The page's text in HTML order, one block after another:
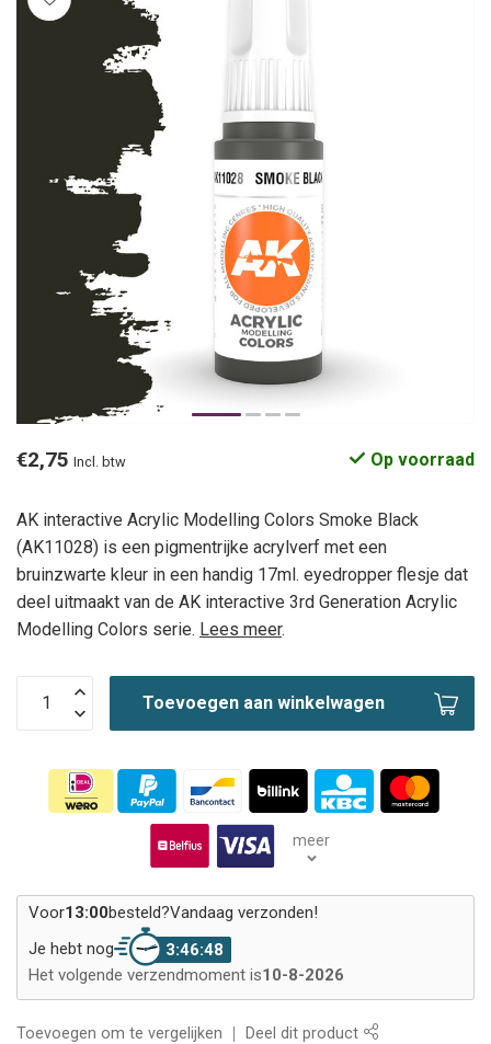
€2,75 Incl. btw Op voorraad
AK interactive Acrylic Modelling Colors Smoke Black
(AK11028) is een pigmentrijke acrylverf met een
bruinzwarte kleur in een handig 17ml. eyedropper flesje dat
deel uitmaakt van de AK interactive 3rd Generation Acrylic
Modelling Colors serie. Lees meer.
Toevoegen aan winkelwagen
meer
Voor13:00besteld?Vandaag verzonden!
Je hebt nog
3:46:48
Het volgende verzendmoment is10-8-2026
Toevoegen om te vergelijken Deel dit product